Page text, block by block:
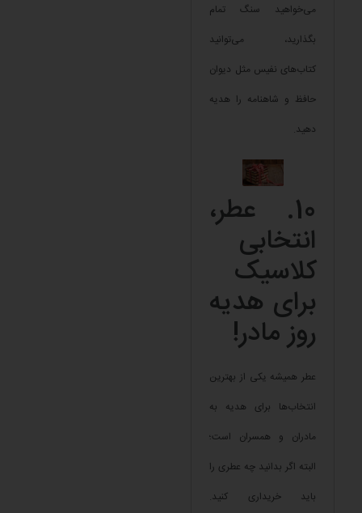
می‌خواهید سنگ تمام
بگذارید، می‌توانید
کتاب‌های نفیس مثل دیوان
حافظ و شاهنامه را هدیه
دهید.
10. عطر،
انتخابی
کلاسیک
برای هدیه
روز مادر!
عطر همیشه یکی از بهترین
انتخاب‌ها برای هدیه به
مادران و همسران است؛
البته اگر بدانید چه عطری را
باید خریداری کنید.